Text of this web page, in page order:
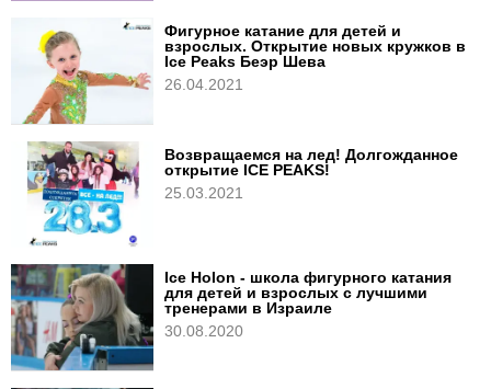
Фигурное катание для детей и
взрослых. Открытие новых кружков в
Ice Peaks Беэр Шева
26.04.2021
Возвращаемся на лед! Долгожданное
открытие ICE PEAKS!
25.03.2021
Ice Holon - школа фигурного катания
для детей и взрослых с лучшими
тренерами в Израиле
30.08.2020